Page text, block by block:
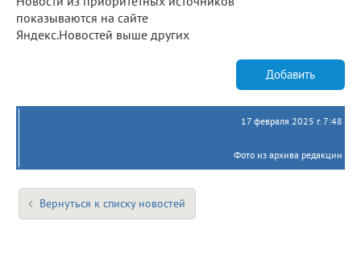
показываются на сайте
Яндекс.Новостей выше других
Добавить
17 февраля 2025 г. 7:48
Фото из архива редакции
Вернуться к списку новостей